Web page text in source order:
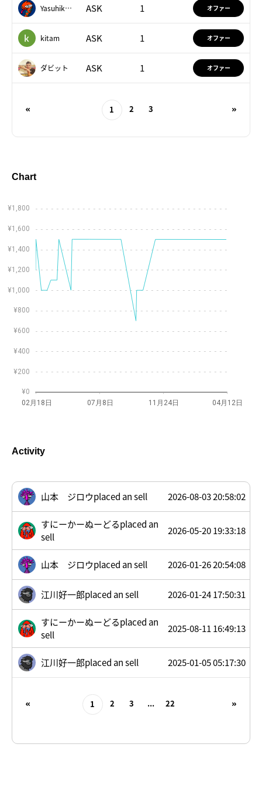
まれている。
直球勝負を好みあえて絵具を混ぜずにキャンパスへ塗り付
けていく。そこには、かせきさいだぁが幼少時代から心惹
かれてきたというレトロなプラモデルのように、わかりや
すく、誰にでも届くような魅力への志向が現れ、その芸術
形式を「かせき・ポップ」と表現されることもある。
す。オーナー権NFTは1枠からお好きな数量を選んで購入が
Yasuhiko Masuda ASK 1 オファー
kitam ASK 1 オファー
ダビット ASK 1 オファー
1 2 3
Chart
02月18日 07月8日 11月24日 04月12日
¥0
¥200
¥400
¥600
¥800
¥1,000
¥1,200
¥1,400
¥1,600
¥1,800
Activity
山本 ジロウplaced an sell 2026-08-03 20:58:02
すにーかーぬーどるplaced an
sell
2026-05-20 19:33:18
山本 ジロウplaced an sell 2026-01-26 20:54:08
江川好一郎placed an sell 2026-01-24 17:50:31
すにーかーぬーどるplaced an
sell
2025-08-11 16:49:13
江川好一郎placed an sell 2025-01-05 05:17:30
1 2 3 ... 22